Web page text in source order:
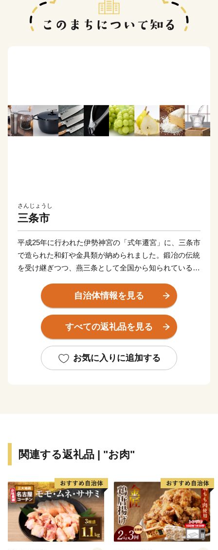
さんじょうし
三条市
平成25年に行われた伊勢神宮の「式年遷宮」に、三条市
で造られた和釘や金具類が納められました。鍛冶の伝統
を受け継ぎつつ、燕三条として全国から知られている
業工具、木工製品のほか、キッチン用品、大工道具、測
定器具、園芸用品、アウトドア用品、リビング用品、住
設機器などの金属加工を中心に多様な加工技術が集積し
ています。さらに、ものづくりで培われた技術がアウト
ドア用品やキャンプ用品を生産するメーカーが本社を置
き、キャンプ場も各所にあることから、アウトドアの聖
代表する米はもとより、桃、ぶどう、梨などの果物、野
お菓子、特産品も数多くあります。
ご寄附いただいた方には、三条市ならではの自慢の返礼
品をお届けいたします。「ものづくりのまち」を体感し
ていただける返礼品を手に取ったり、豊かな自然の恵み
自治体情報を見る
すべての返礼品を見る
お気に入りに追加する
関連する返礼品 | "お肉"